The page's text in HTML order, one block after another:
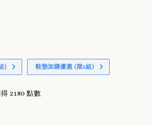
) 鞋墊加購優惠 (限1組)
2180 點數